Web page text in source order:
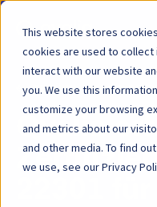
This website stores
cookies are used to
interact with our website
you. We use this
customize your browsing
and metrics about our
and other media. To find
we use, see our Privacy
ZURÜCK BLOG-
Qvalia